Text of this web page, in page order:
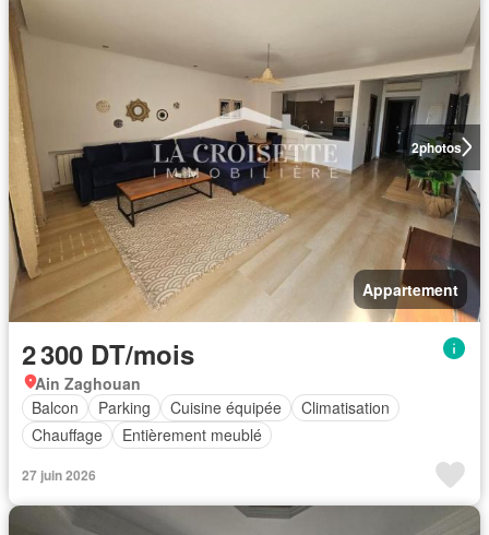
2photos
Appartement
2 300 DT/mois
Ain Zaghouan
Balcon
Parking Cuisine équipée
Climatisation
Chauffage
Entièrement meublé
27 juin 2026